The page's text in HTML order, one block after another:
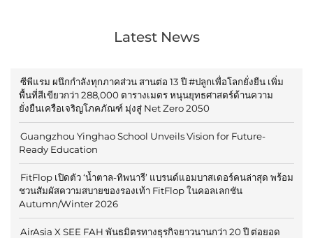
Latest News
ซีพีแรม ผนึกกำลังทุกภาคส่วน สานต่อ 13 ปี #ปลูกเพื่อโลกยั่งยืน เพิ่ม
พื้นที่สีเขียวกว่า 288,000 ตารางเมตร หนุนยุทธศาสตร์ด้านความ
ยั่งยืนเครือเจริญโภคภัณฑ์ มุ่งสู่ Net Zero 2050
Guangzhou Yinghao School Unveils Vision for Future-
Ready Education
FitFlop เปิดตัว ‘น้ำตาล-ทิพนารี’ แบรนด์แอมบาสเดอร์คนล่าสุด พร้อม
ชวนสัมผัสความสบายของรองเท้า FitFlop ในคอลเลกชัน
Autumn/Winter 2026
AirAsia X SEE FAH พันธมิตรทางธุรกิจยาวนานกว่า 20 ปี ต่อยอด